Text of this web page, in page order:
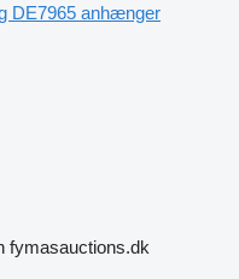
DE7965 anhænger
fymasauctions.dk